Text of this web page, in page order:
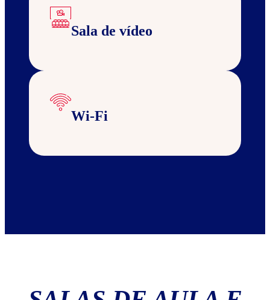
Sala de vídeo
Wi-Fi